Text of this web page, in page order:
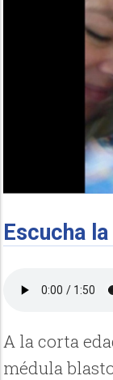
Escucha
A la corta
médula